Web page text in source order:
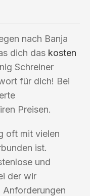
nach Banja
dich das kosten
Schreiner
für dich! Bei
Preisen.
oft mit vielen
ist.
und
der wir
Anforderungen